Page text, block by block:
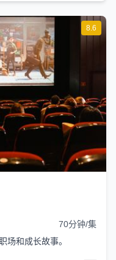
8.6
70分钟/集
场和成长故事。